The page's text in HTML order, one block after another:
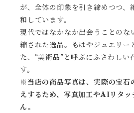
が、全体の印象を引き締めつつ、
和しています。
現代ではなかなか出会うことのな
縮された逸品。もはやジュエリー
た、“美術品”と呼ぶにふさわしい
す。
※当店の商品写真は、実際の宝石
えするため、写真加工やAIリタッ
ん。